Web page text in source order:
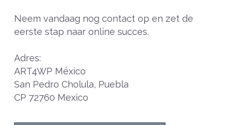
Neem vandaag nog contact op en zet de
eerste stap naar online succes.
Adres:
ART4WP México
San Pedro Cholula, Puebla
CP 72760 Mexico